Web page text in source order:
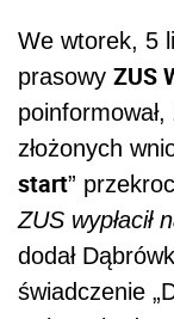
We wtorek, 5
prasowy ZUS
złożonych
start”
ZUS wypłacił
dodał
świadczenie